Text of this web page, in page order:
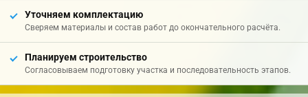
Уточняем комплектацию
Сверяем материалы и состав работ до окончательного расчёта.
Планируем строительство
Согласовываем подготовку участка и последовательность этапов.